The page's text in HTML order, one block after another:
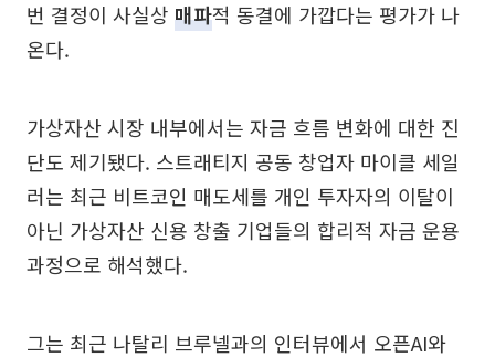
번 결정이 사실상 매파적 동결에 가깝다는 평가가 나
온다.
가상자산 시장 내부에서는 자금 흐름 변화에 대한 진
단도 제기됐다. 스트래티지 공동 창업자 마이클 세일
러는 최근 비트코인 매도세를 개인 투자자의 이탈이
아닌 가상자산 신용 창출 기업들의 합리적 자금 운용
과정으로 해석했다.
그는 최근 나탈리 브루넬과의 인터뷰에서 오픈AI와